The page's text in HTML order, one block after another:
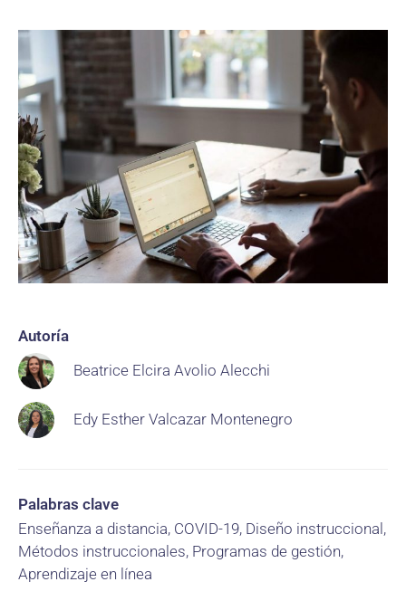
Autoría
Beatrice Elcira Avolio Alecchi
Edy Esther Valcazar Montenegro
Palabras clave
Enseñanza a distancia, COVID-19, Diseño instruccional,
Métodos instruccionales, Programas de gestión,
Aprendizaje en línea